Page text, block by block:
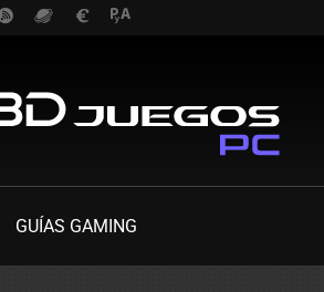
GUÍAS GAMING